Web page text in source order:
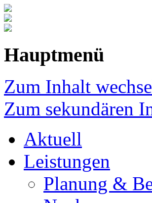
Hauptmenü
Zum Inhalt
Zum sekundären
Aktuell
Leistungen
Planung &